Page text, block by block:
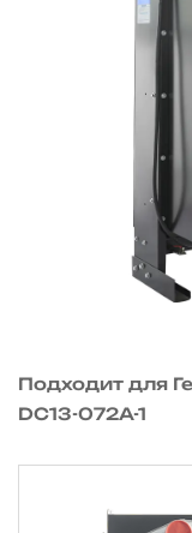
Подходит для
DC13-072A-1